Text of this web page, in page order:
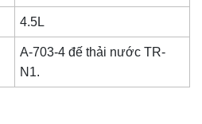
4.5L
A-703-4 đế thải nước TR-
N1.